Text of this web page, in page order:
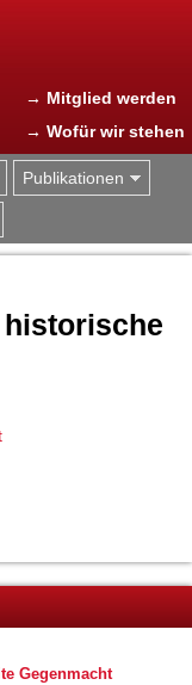
→ Mitglied werden
→ Wofür wir stehen
Publikationen
Gegenmacht